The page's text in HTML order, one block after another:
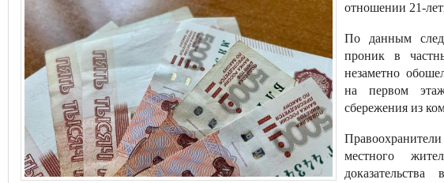
отношении 21-
По данным
проник в
незаметно
на первом
сбережения из
местного